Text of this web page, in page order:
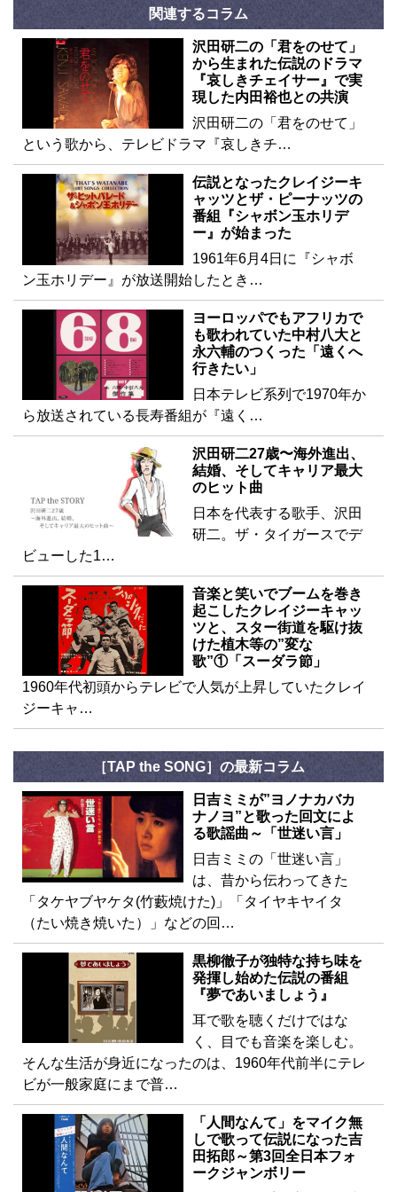
関連するコラム
沢田研二の「君をのせて」
から生まれた伝説のドラマ
『哀しきチェイサー』で実
現した内田裕也との共演
沢田研二の「君をのせて」
という歌から、テレビドラマ『哀しきチ…
伝説となったクレイジーキ
ャッツとザ・ピーナッツの
番組『シャボン玉ホリデ
ー』が始まった
1961年6月4日に『シャボ
ン玉ホリデー』が放送開始したとき…
ヨーロッパでもアフリカで
も歌われていた中村八大と
永六輔のつくった「遠くへ
行きたい」
日本テレビ系列で1970年か
ら放送されている長寿番組が『遠く…
沢田研二27歳〜海外進出、
結婚、そしてキャリア最大
のヒット曲
日本を代表する歌手、沢田
研二。ザ・タイガースでデ
ビューした1…
音楽と笑いでブームを巻き
起こしたクレイジーキャッ
ツと、スター街道を駆け抜
けた植木等の”変な
歌”①「スーダラ節」
1960年代初頭からテレビで人気が上昇していたクレイ
ジーキャ…
［TAP the SONG］の最新コラム
日吉ミミが”ヨノナカバカ
ナノヨ”と歌った回文によ
る歌謡曲～「世迷い言」
日吉ミミの「世迷い言」
は、昔から伝わってきた
「タケヤブヤケタ(竹藪焼けた)」「タイヤキヤイタ
（たい焼き焼いた）」などの回…
黒柳徹子が独特な持ち味を
発揮し始めた伝説の番組
『夢であいましょう』
耳で歌を聴くだけではな
く、目でも音楽を楽しむ。
そんな生活が身近になったのは、1960年代前半にテレ
ビが一般家庭にまで普…
「人間なんて」をマイク無
しで歌って伝説になった吉
田拓郎～第3回全日本フォ
ークジャンボリー